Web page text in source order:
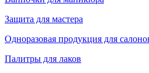
Защита для мастера
Одноразовая продукция для
Палитры для лаков